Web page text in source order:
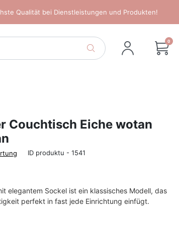
Qualität bei Dienstleistungen und Produkten!
0
Couchtisch Eiche wotan
ID produktu - 1541
elegantem Sockel ist ein klassisches Modell, das
perfekt in fast jede Einrichtung einfügt.